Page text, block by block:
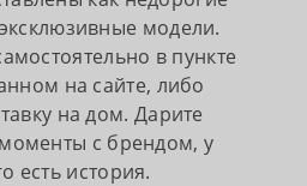
модели.
в пункте
на сайте, либо
на дом. Дарите
с брендом, у
есть история.